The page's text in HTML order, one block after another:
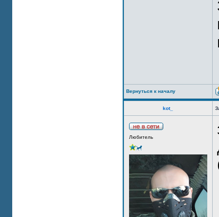
Вернуться к началу
kot_
Любитель